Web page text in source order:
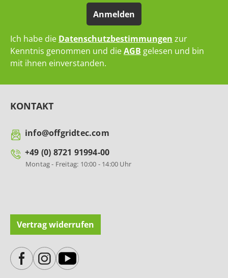
Anmelden
Ich habe die Datenschutzbestimmungen zur
Kenntnis genommen und dieAGB gelesen und bin
mit ihnen einverstanden.
KONTAKT
info@offgridtec.com
+49 (0) 8721 91994-00
Montag - Freitag: 10:00 - 14:00 Uhr
Vertrag widerrufen